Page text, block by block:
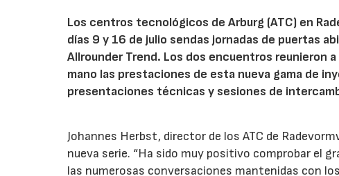
Los centros tecnológicos de Arburg (ATC) en
días 9 y 16 de julio sendas jornadas de puertas
Allrounder Trend. Los dos encuentros reunieron
mano las prestaciones de esta nueva gama de
presentaciones técnicas y sesiones de
Johannes Herbst, director de los ATC de
nueva serie. “Ha sido muy positivo comprobar el
las numerosas conversaciones mantenidas con